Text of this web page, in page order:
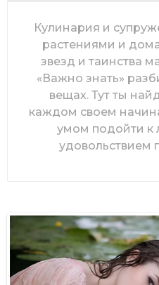
Кулинария и
растениями и
звезд и таинства
«Важно знать»
вещах. Тут ты
каждом своем
умом подойти к
удовольствием